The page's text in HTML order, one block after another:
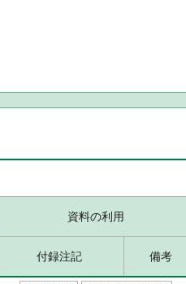
資料の利用
付録注記 備考